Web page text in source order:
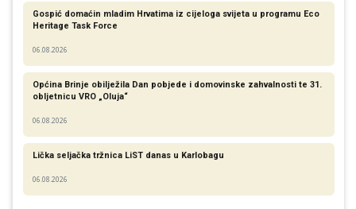
Gospić domaćin mladim Hrvatima iz cijeloga svijeta u programu Eco
Heritage Task Force
06.08.2026
Općina Brinje obilježila Dan pobjede i domovinske zahvalnosti te 31.
obljetnicu VRO „Oluja“
06.08.2026
Lička seljačka tržnica LiST danas u Karlobagu
06.08.2026